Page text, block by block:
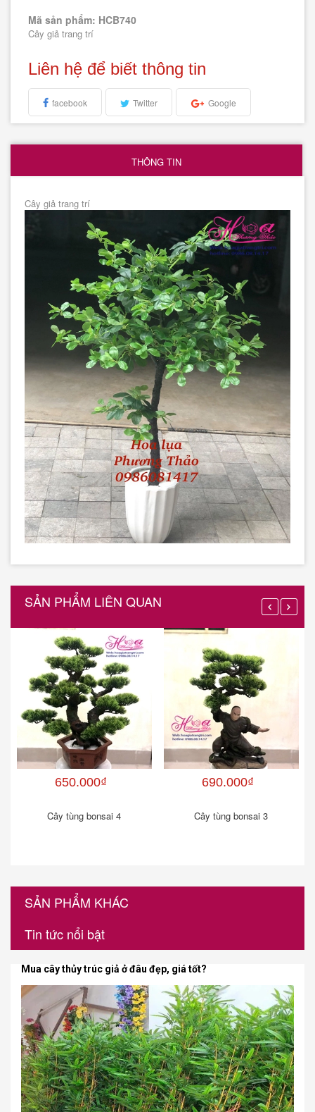
Mã sản phẩm: HCB740
Cây giả trang trí
Liên hệ để biết thông tin
facebook Twitter Google
THÔNG TIN
Cây giả trang trí
SẢN PHẨM LIÊN QUAN
650.000₫
Cây tùng bonsai 4
690.000₫
Cây tùng bonsai 3
SẢN PHẨM KHÁC
Tin tức nổi bật
Mua cây thủy trúc giả ở đâu đẹp, giá tốt?